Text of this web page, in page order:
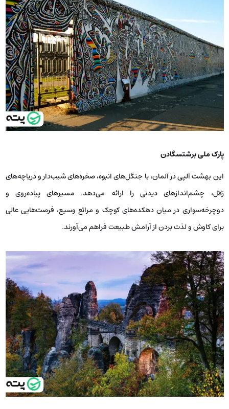
پارک ملی برشتسگادن
این بهشت آلپی در آلمان، با جنگل‌های انبوه، صخره‌های شیب‌دار و دریاچه‌های
زلال، چشم‌اندازهای دیدنی را ارائه می‌دهد. مسیرهای پیاده‌روی و
دوچرخه‌سواری در میان دهکده‌های کوچک و مراتع وسیع، فرصت‌هایی عالی
برای کاوش و لذت بردن از آرامش طبیعت فراهم می‌آورند.